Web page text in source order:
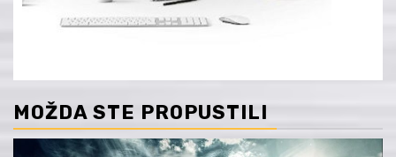
MOŽDA STE PROPUSTILI